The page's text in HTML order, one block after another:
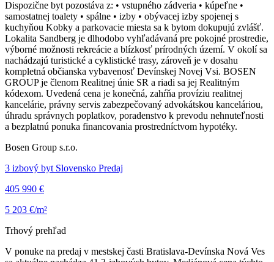
Dispozične byt pozostáva z: • vstupného zádveria • kúpeľne •
samostatnej toalety • spálne • izby • obývacej izby spojenej s
kuchyňou Kobky a parkovacie miesta sa k bytom dokupujú zvlášť.
Lokalita Sandberg je dlhodobo vyhľadávaná pre pokojné prostredie,
výborné možnosti rekreácie a blízkosť prírodných území. V okolí sa
nachádzajú turistické a cyklistické trasy, zároveň je v dosahu
kompletná občianska vybavenosť Devínskej Novej Vsi. BOSEN
GROUP je členom Realitnej únie SR a riadi sa jej Realitným
kódexom. Uvedená cena je konečná, zahŕňa províziu realitnej
kancelárie, právny servis zabezpečovaný advokátskou kanceláriou,
úhradu správnych poplatkov, poradenstvo k prevodu nehnuteľnosti
a bezplatnú ponuka financovania prostredníctvom hypotéky.
Bosen Group s.r.o.
3 izbový byt Slovensko Predaj
405 990 €
5 203 €/m²
Trhový prehľad
V ponuke na predaj v mestskej časti Bratislava-Devínska Nová Ves